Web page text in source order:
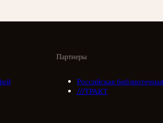
Партнеры
Российская
///ТРАКТ